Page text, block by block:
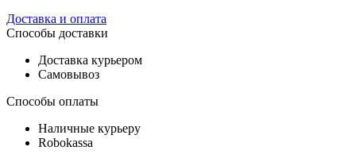
Доставка и оплата
Способы доставки
Доставка курьером
Самовывоз
Способы оплаты
Наличные курьеру
Robokassa